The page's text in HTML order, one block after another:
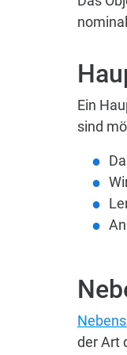
Ein
sind
der Art